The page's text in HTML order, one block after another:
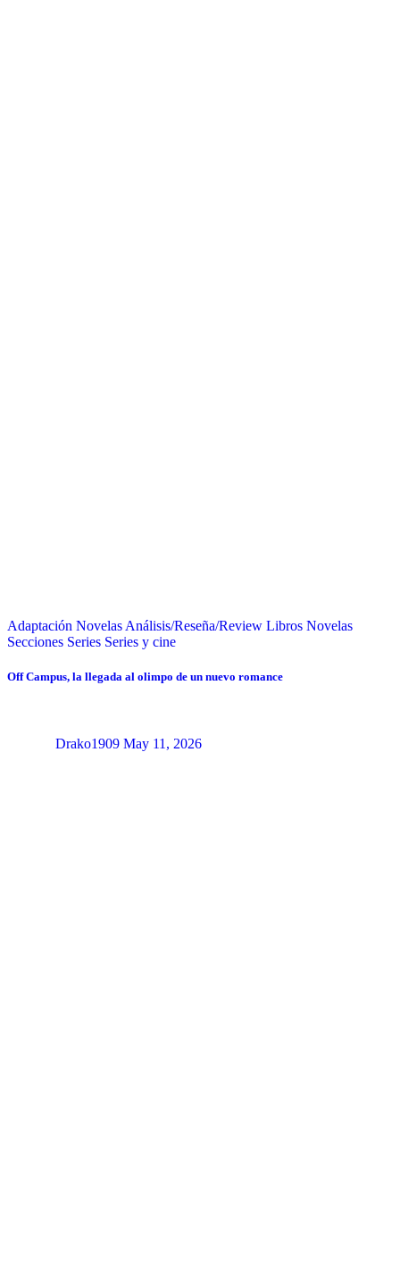
Adaptación Novelas Análisis/Reseña/Review Libros Novelas
Secciones Series Series y cine
Off Campus, la llegada al olimpo de un nuevo romance
Drako1909 May 11, 2026